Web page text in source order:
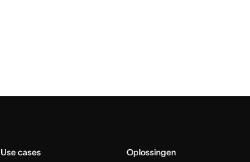
Use cases Oplossingen